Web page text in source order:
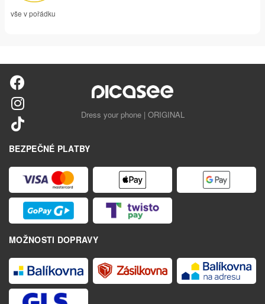
vše v pořádku
Dress your phone | ORIGINAL
BEZPEČNÉ PLATBY
MOŽNOSTI DOPRAVY